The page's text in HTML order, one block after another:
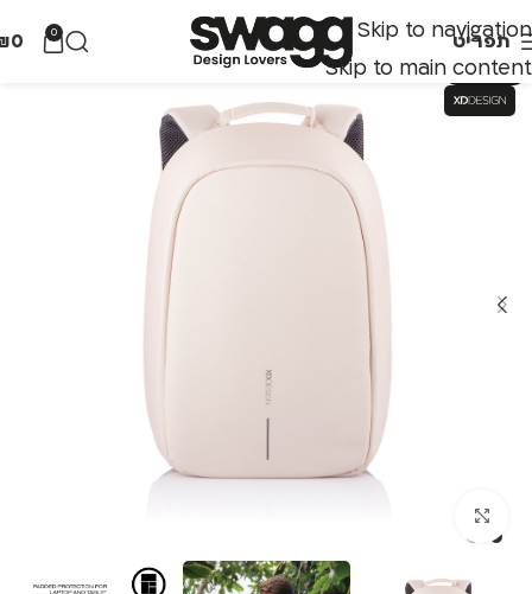
Skip to navigation
Skip to main content
תפריט 0
0
אזל מהמלאי